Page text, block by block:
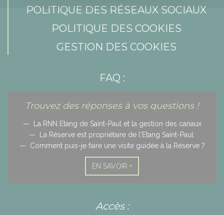
POLITIQUE DES RÉSEAUX SOCIAUX
POLITIQUE DES COOKIES
GESTION DES COOKIES
FAQ :
Trouvez des réponses à vos questions !
La RNN Etang de Saint-Paul et la gestion des canaux
La Réserve est propriétaire de l'Etang Saint-Paul.
Comment puis-je faire une visite guidée à la Réserve ?
EN SAVOIR +
Accès :